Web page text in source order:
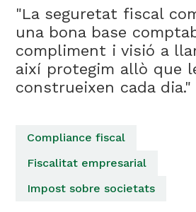
"La seguretat fiscal
una bona base
compliment i visió a
així protegim allò que
construeixen cada dia."
Compliance fiscal
Fiscalitat empresarial
Impost sobre societats